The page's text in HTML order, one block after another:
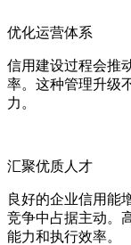
优化运营体系
信用建设过程会推
率。这种管理升级
力。
汇聚优质人才
良好的企业信用能
竞争中占据主动。
能力和执行效率。